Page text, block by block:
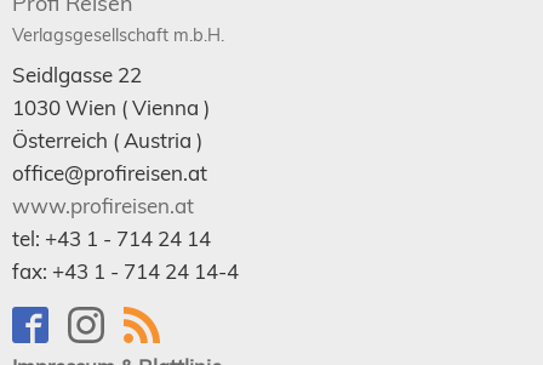
Verlagsgesellschaft m.b.H.
Seidlgasse 22
1030Wien ( Vienna )
Österreich ( Austria )
office@profireisen.at
www.profireisen.at
tel: +43 1 - 714 24 14
fax: +43 1 - 714 24 14-4